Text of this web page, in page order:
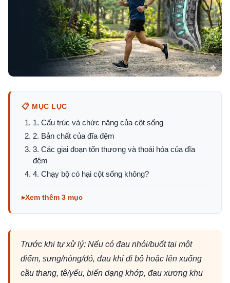
📋 MỤC LỤC
1. Cấu trúc và chức năng của cột sống
2. Bản chất của đĩa đệm
3. Các giai đoạn tổn thương và thoái hóa của đĩa
đệm
4. Chạy bộ có hại cột sống không?
Xem thêm 3 mục
Trước khi tự xử lý: Nếu có đau nhói/buốt tại một
điểm, sưng/nóng/đỏ, đau khi đi bộ hoặc lên xuống
cầu thang, tê/yếu, biến dạng khớp, đau xương khu